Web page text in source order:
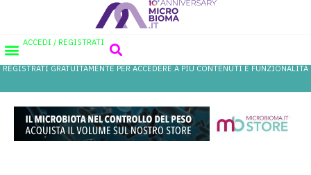
ACCEDI / REGISTRATI
REGISTRATI GRATUITAMENTE PER ACCEDERE A PIÙ CONTENUTI E FUNZIONALITÀ